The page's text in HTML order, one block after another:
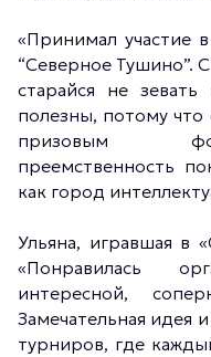
«Принимал участие
“Северное Тушино”.
старайся не
полезны, потому
призовым
преемственность
как город
Ульяна, игравшая в
«Понравилась
интересной,
Замечательная идея
турниров, где